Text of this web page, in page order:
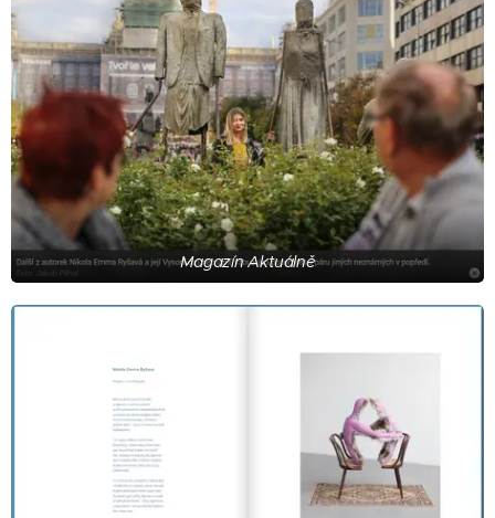
Magazín Aktuálně